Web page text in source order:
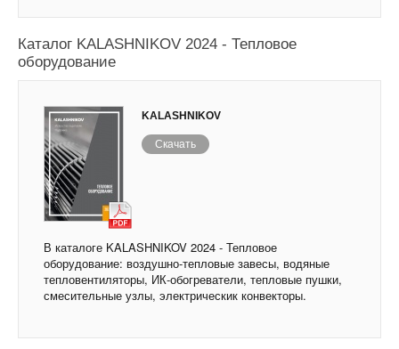
Каталог KALASHNIKOV 2024 - Тепловое
оборудование
KALASHNIKOV
Скачать
В каталоге KALASHNIKOV 2024 - Тепловое
оборудование: воздушно-тепловые завесы, водяные
тепловентиляторы, ИК-обогреватели, тепловые пушки,
смесительные узлы, электрическик конвекторы.